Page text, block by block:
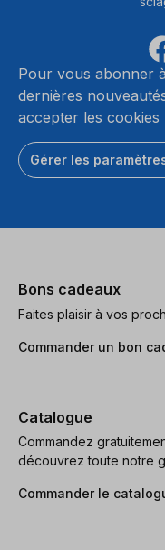
Pour vous abonner
dernières
accepter les cookies
Gérer les
Bons cadeaux
Faites plaisir à vos
Commander un bon
Catalogue
Commandez
découvrez toute notre
Commander le